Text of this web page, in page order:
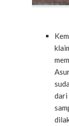
dari